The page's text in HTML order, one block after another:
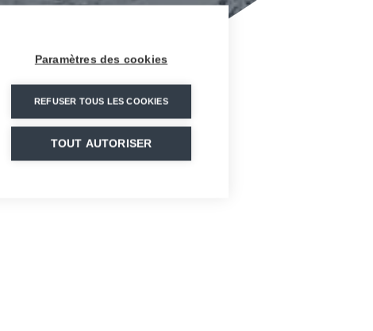
Paramètres des cookies
REFUSER TOUS LES COOKIES
TOUT AUTORISER